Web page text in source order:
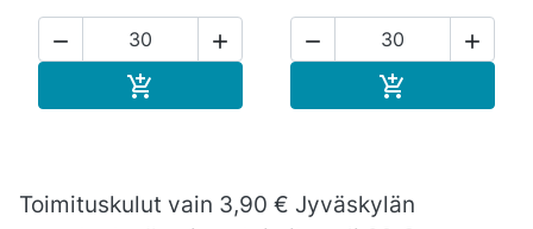
 

 

Toimituskulut vain 3,90 € Jyväskylän